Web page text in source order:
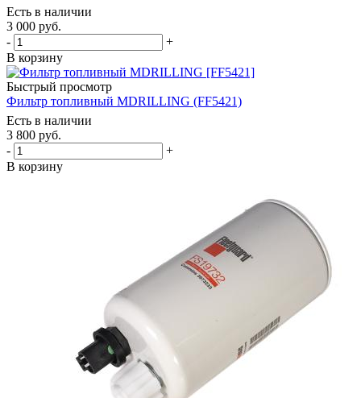
Есть в наличии
3 000 руб.
-
+
В корзину
Быстрый просмотр
Фильтр топливный MDRILLING (FF5421)
Есть в наличии
3 800 руб.
-
+
В корзину